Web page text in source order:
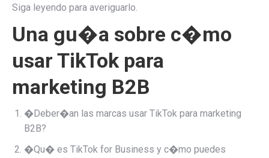
Siga leyendo para averiguarlo.
Una gu�a sobre c�mo
usar TikTok para
marketing B2B
�Deber�an las marcas usar TikTok para marketing
B2B?
�Qu� es TikTok for Business y c�mo puedes